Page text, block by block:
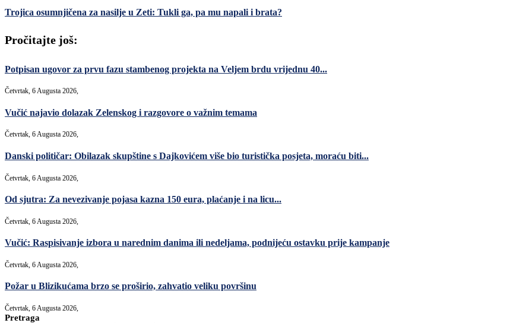
Trojica osumnjičena za nasilje u Zeti: Tukli ga, pa mu napali i brata?
Pročitajte još:
Potpisan ugovor za prvu fazu stambenog projekta na Veljem brdu vrijednu 40...
Četvrtak, 6 Augusta 2026,
Vučić najavio dolazak Zelenskog i razgovore o važnim temama
Četvrtak, 6 Augusta 2026,
Danski političar: Obilazak skupštine s Dajkovićem više bio turistička posjeta, moraću biti...
Četvrtak, 6 Augusta 2026,
Od sjutra: Za nevezivanje pojasa kazna 150 eura, plaćanje i na licu...
Četvrtak, 6 Augusta 2026,
Vučić: Raspisivanje izbora u narednim danima ili nedeljama, podnijeću ostavku prije kampanje
Četvrtak, 6 Augusta 2026,
Požar u Blizikućama brzo se proširio, zahvatio veliku površinu
Četvrtak, 6 Augusta 2026,
Pretraga